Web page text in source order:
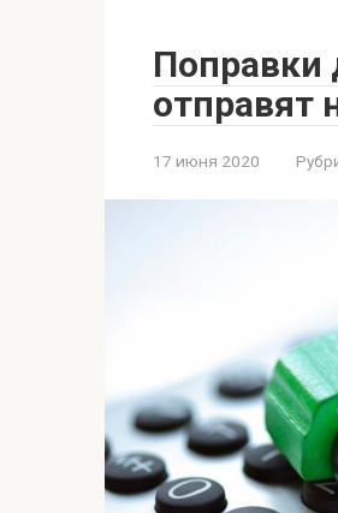
Поправки
отправят
17 июня 2020